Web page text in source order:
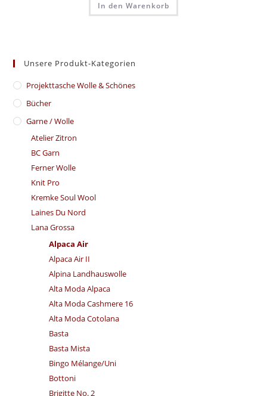
In den Warenkorb
Unsere Produkt-Kategorien
​Projekttasche Wolle & Schönes
Bücher
Garne / Wolle
Atelier Zitron
BC Garn
Ferner Wolle
Knit Pro
Kremke Soul Wool
Laines Du Nord
Lana Grossa
Alpaca Air
Alpaca Air II
Alpina Landhauswolle
Alta Moda Alpaca
Alta Moda Cashmere 16
Alta Moda Cotolana
Basta
Basta Mista
Bingo Mélange/​Uni
Bottoni
Brigitte No. 2